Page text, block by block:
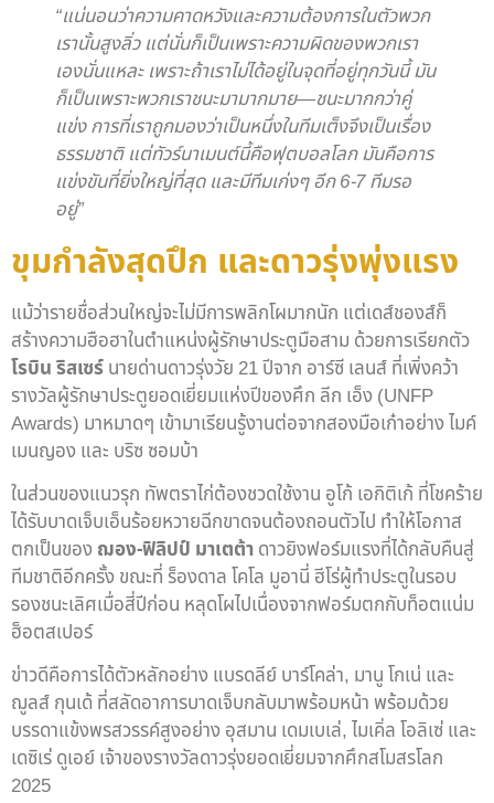
“แน่นอนว่าความคาดหวังและความต้องการในตัวพวก
เรานั้นสูงลิ่ว แต่นั่นก็เป็นเพราะความผิดของพวกเรา
เองนั่นแหละ เพราะถ้าเราไม่ได้อยู่ในจุดที่อยู่ทุกวันนี้ มัน
ก็เป็นเพราะพวกเราชนะมามากมาย—ชนะมากกว่าคู่
แข่ง การที่เราถูกมองว่าเป็นหนึ่งในทีมเต็งจึงเป็นเรื่อง
ธรรมชาติ แต่ทัวร์นาเมนต์นี้คือฟุตบอลโลก มันคือการ
แข่งขันที่ยิ่งใหญ่ที่สุด และมีทีมเก่งๆ อีก 6-7 ทีมรอ
อยู่”
ขุมกำลังสุดปึก และดาวรุ่งพุ่งแรง
แม้ว่ารายชื่อส่วนใหญ่จะไม่มีการพลิกโผมากนัก แต่เดส์ชองส์ก็
สร้างความฮือฮาในตำแหน่งผู้รักษาประตูมือสาม ด้วยการเรียกตัว
โรบิน ริสเซร์นายด่านดาวรุ่งวัย 21 ปีจาก อาร์ซี เลนส์ ที่เพิ่งคว้า
รางวัลผู้รักษาประตูยอดเยี่ยมแห่งปีของศึก ลีก เอ็ง (UNFP
Awards) มาหมาดๆ เข้ามาเรียนรู้งานต่อจากสองมือเก๋าอย่าง ไมค์
เมนญอง และ บริซ ซอมบ้า
ในส่วนของแนวรุก ทัพตราไก่ต้องชวดใช้งาน อูโก้ เอกิติเก้ ที่โชคร้าย
ได้รับบาดเจ็บเอ็นร้อยหวายฉีกขาดจนต้องถอนตัวไป ทำให้โอกาส
ตกเป็นของฌอง-ฟิลิปป์ มาเตต้าดาวยิงฟอร์มแรงที่ได้กลับคืนสู่
ทีมชาติอีกครั้ง ขณะที่ ร็องดาล โคโล มูอานี่ ฮีโร่ผู้ทำประตูในรอบ
รองชนะเลิศเมื่อสี่ปีก่อน หลุดโผไปเนื่องจากฟอร์มตกกับท็อตแน่ม
ฮ็อตสเปอร์
ข่าวดีคือการได้ตัวหลักอย่าง แบรดลีย์ บาร์โคล่า, มานู โกเน่ และ
ฌูลส์ กุนเด้ ที่สลัดอาการบาดเจ็บกลับมาพร้อมหน้า พร้อมด้วย
บรรดาแข้งพรสวรรค์สูงอย่าง อุสมาน เดมเบเล่, ไมเคิ่ล โอลิเซ่ และ
เดซิเร่ ดูเอย์ เจ้าของรางวัลดาวรุ่งยอดเยี่ยมจากศึกสโมสรโลก
2025